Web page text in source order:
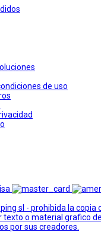
de uso
sl - prohibida la copia
texto o material grafico
por sus creadores.